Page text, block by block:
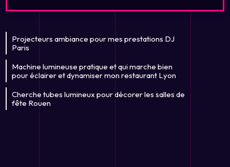
Projecteurs ambiance pour mes prestations DJ
Paris
Machine lumineuse pratique et qui marche bien
pour éclairer et dynamiser mon restaurant Lyon
Cherche tubes lumineux pour décorer les salles de
fête Rouen